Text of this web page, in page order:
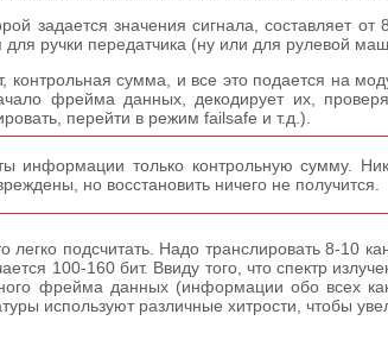
задается значения сигнала, составляет от
ручки передатчика (ну или для рулевой
контрольная сумма, и все это подается на
фрейма данных, декодирует их,
перейти в режим failsafe и т.д.).
только контрольную сумму.
но восстановить ничего не получится.
подсчитать. Надо транслировать 8-10
100-160 бит. Ввиду того, что спектр
фрейма данных (информации обо всех
используют различные хитрости, чтобы